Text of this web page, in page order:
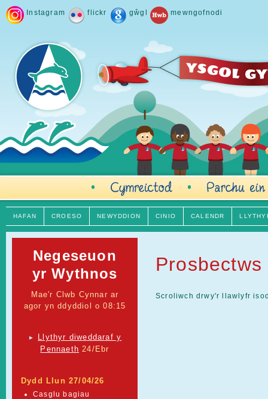
Instagram flickr gŵgl mewngofnodi
HAFAN CROESO NEWYDDION CINIO CALENDR
Negeseuon
yr Wythnos
Mae'r Clwb Cynnar ar
agor yn ddyddiol o 08:15
►
Llythyr diweddaraf y
Pennaeth 24/Ebr
Dydd Llun 27/04/26
Casglu bagiau
Prosbectws
Scroliwch drwy'r llawlyfr